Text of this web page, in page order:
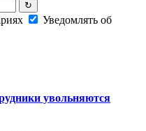
↻
Уведомлять об
увольняются